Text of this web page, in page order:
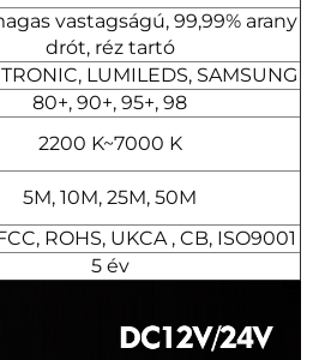
vastagságú, 99,99% arany
drót, réz tartó
LUMILEDS, SAMSUNG
80+, 90+, 95+, 98
2200 K~7000 K
5M, 10M, 25M, 50M
ROHS, UKCA , CB, ISO9001
5 év